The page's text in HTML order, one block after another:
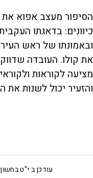
הסיפור מעצב אפוא
כיוונים: בדאגתו
ובאמונתו של ראש
את קולו. העובדה
מציעה לקוראות
והזעיר יכול לשנות את
י"ט עודכן ב